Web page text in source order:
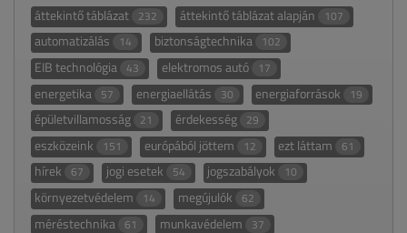
áttekintő táblázat 232 áttekintő táblázat alapján 107
automatizálás 14 biztonságtechnika 102
EIB technológia 43 elektromos autó 17
energetika 57 energiaellátás 30 energiaforrások 19
épületvillamosság 21 érdekesség 29
eszközeink 151 európából jöttem 12 ezt láttam 61
hírek 67 jogi esetek 54 jogszabályok 10
környezetvédelem 14 megújulók 62
méréstechnika 61 munkavédelem 37